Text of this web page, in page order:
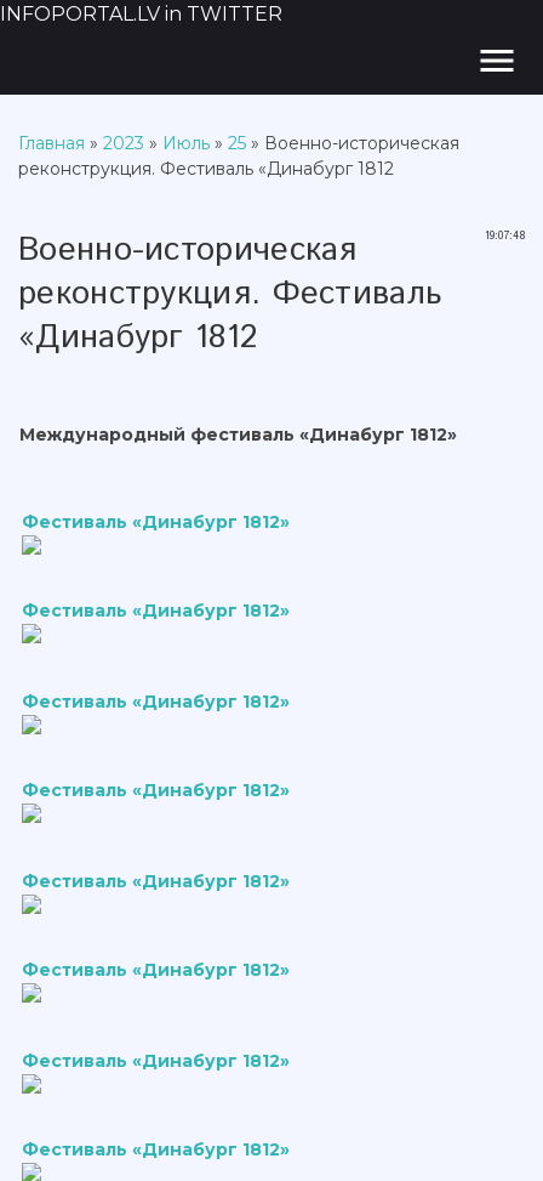
INFOPORTAL.LV in TWITTER
menu
Главная » 2023 » Июль » 25 » Военно-историческая
реконструкция. Фестиваль «Динабург 1812
19:07:48
Военно-историческая
реконструкция. Фестиваль
«Динабург 1812
Международный фестиваль «Динабург 1812»
Фестиваль «Динабург 1812»
Фестиваль «Динабург 1812»
Фестиваль «Динабург 1812»
Фестиваль «Динабург 1812»
Фестиваль «Динабург 1812»
Фестиваль «Динабург 1812»
Фестиваль «Динабург 1812»
Фестиваль «Динабург 1812»